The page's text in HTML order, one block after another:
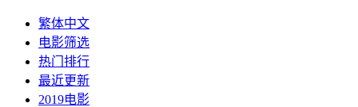
繁体中文
电影筛选
热门排行
最近更新
2019电影